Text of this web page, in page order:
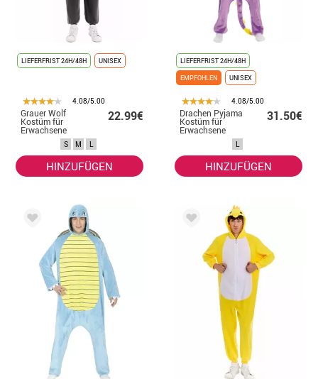
LIEFERFRIST 24H/48H UNISEX
4.08/5.00
Grauer Wolf
Kostüm für
Erwachsene
22.99€
S M L
HINZUFÜGEN
LIEFERFRIST 24H/48H
EMPFOHLEN
UNISEX
4.08/5.00
Drachen Pyjama
Kostüm für
Erwachsene
31.50€
L
HINZUFÜGEN